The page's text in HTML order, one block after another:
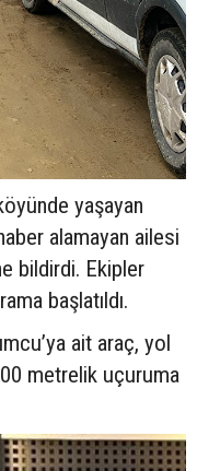
yaşayan
alamayan ailesi
bildirdi. Ekipler
başlatıldı.
ait araç, yol
metrelik uçuruma